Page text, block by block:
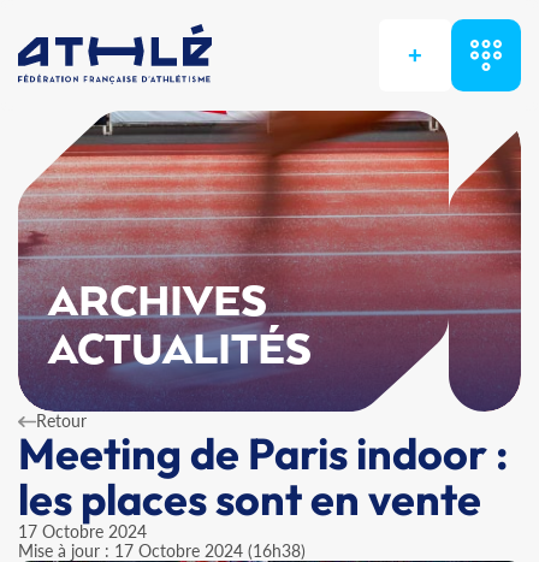
+
ARCHIVES
ACTUALITÉS
Retour
Meeting de Paris indoor :
les places sont en vente
17 Octobre 2024
Mise à jour : 17 Octobre 2024 (16h38)